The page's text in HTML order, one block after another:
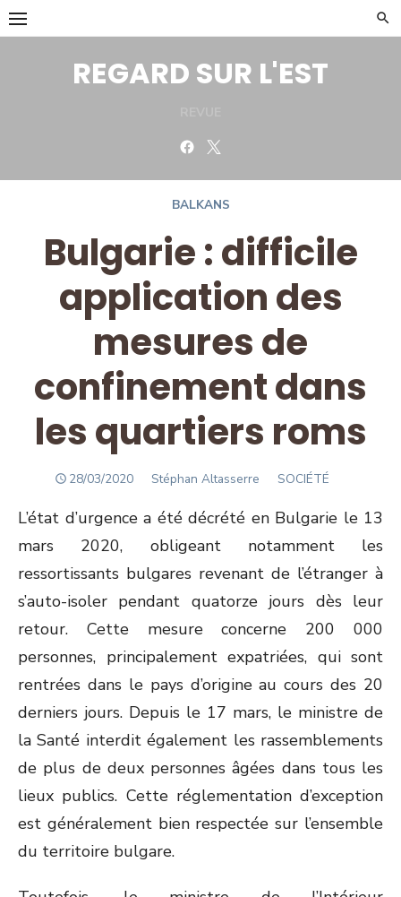
Skip
to
REGARD SUR L'EST
Facebook
BALKANS
Bulgarie : difficile
application des
mesures de
confinement dans
les quartiers roms
POSTED
28/03/2020 Author
Stéphan Altasserre SOCIÉTÉ
L’état d’urgence a été décrété en Bulgarie le 13
mars 2020, obligeant notamment les
ressortissants bulgares revenant de l’étranger à
s’auto-isoler pendant quatorze jours dès leur
retour. Cette mesure concerne 200 000
personnes, principalement expatriées, qui sont
rentrées dans le pays d’origine au cours des 20
derniers jours. Depuis le 17 mars, le ministre de
la Santé interdit également les rassemblements
de plus de deux personnes âgées dans tous les
lieux publics. Cette réglementation d’exception
est généralement bien respectée sur l’ensemble
du territoire bulgare.